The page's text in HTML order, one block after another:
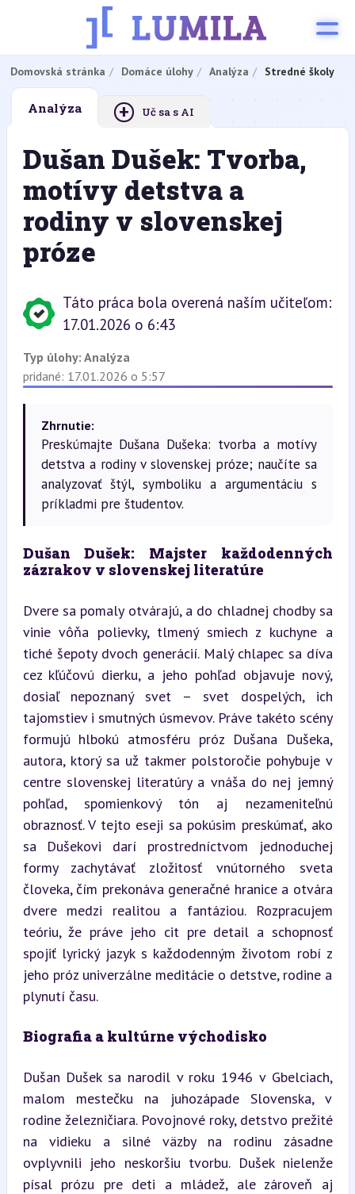
Domovská stránka Domáce úlohy Analýza Stredné školy
Analýza + Uč sa s AI
Dušan Dušek: Tvorba,
motívy detstva a
rodiny v slovenskej
próze
Táto práca bola overená naším učiteľom:
17.01.2026 o 6:43
Typ úlohy: Analýza
pridané: 17.01.2026 o 5:57
Zhrnutie:
Preskúmajte Dušana Dušeka: tvorba a motívy
detstva a rodiny v slovenskej próze; naučíte sa
analyzovať štýl, symboliku a argumentáciu s
príkladmi pre študentov.
Dušan Dušek: Majster každodenných
zázrakov v slovenskej literatúre
Dvere sa pomaly otvárajú, a do chladnej chodby sa
vinie vôňa polievky, tlmený smiech z kuchyne a
tiché šepoty dvoch generácií. Malý chlapec sa díva
cez kľúčovú dierku, a jeho pohľad objavuje nový,
dosiaľ nepoznaný svet – svet dospelých, ich
tajomstiev i smutných úsmevov. Práve takéto scény
formujú hlbokú atmosféru próz Dušana Dušeka,
autora, ktorý sa už takmer polstoročie pohybuje v
centre slovenskej literatúry a vnáša do nej jemný
pohľad, spomienkový tón aj nezameniteľnú
obraznosť. V tejto eseji sa pokúsim preskúmať, ako
sa Dušekovi darí prostredníctvom jednoduchej
formy zachytávať zložitosť vnútorného sveta
človeka, čím prekonáva generačné hranice a otvára
dvere medzi realitou a fantáziou. Rozpracujem
teóriu, že práve jeho cit pre detail a schopnosť
spojiť lyrický jazyk s každodenným životom robí z
jeho próz univerzálne meditácie o detstve, rodine a
plynutí času.
Biografia a kultúrne východisko
Dušan Dušek sa narodil v roku 1946 v Gbelciach,
malom mestečku na juhozápade Slovenska, v
rodine železničiara. Povojnové roky, detstvo prežité
na vidieku a silné väzby na rodinu zásadne
ovplyvnili jeho neskoršiu tvorbu. Dušek nielenže
písal prózu pre deti a mládež, ale zároveň aj